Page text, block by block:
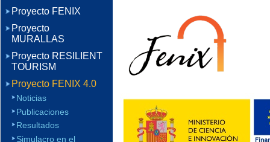
Proyecto FENIX
Proyecto
MURALLAS
Proyecto RESILIENT
TOURISM
Proyecto FENIX 4.0
Noticias
Publicaciones
Resultados
Simulacro en el